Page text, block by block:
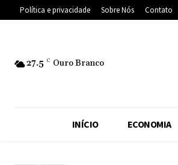
Política e privacidade Sobre Nós Contato
27.5 C Ouro Branco
INÍCIO ECONOMIA